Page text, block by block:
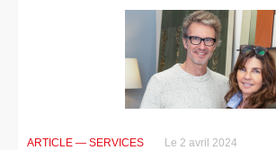
ARTICLE — SERVICES Le 2 avril 2024